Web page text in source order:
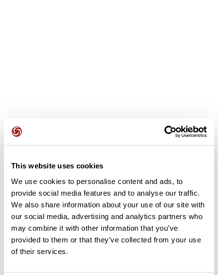
This website uses cookies
We use cookies to personalise content and ads, to
provide social media features and to analyse our traffic.
We also share information about your use of our site with
our social media, advertising and analytics partners who
may combine it with other information that you’ve
provided to them or that they’ve collected from your use
of their services.
Ajouter un avis
Découvrez ce parcours de vélo de 51,5 km à proximité de